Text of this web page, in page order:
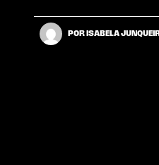
POR ISABELA